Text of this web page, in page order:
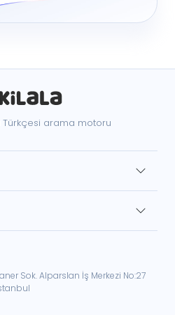
Türkçesi arama motoru
Sok. Alparslan İş Merkezi No:27